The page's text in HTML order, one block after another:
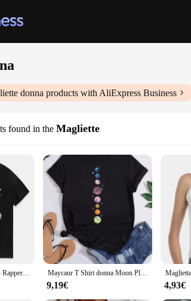
donna products with AliExpress Business
found in the Magliette
T-Shirt moda estate 2024 Rapper Tupac top Hip Hop Streetwear T-Shirt oversize a maniche corte uomo donna T-Shirt in cotone Maycaur T Shirt donna Moon Planet Print Fashion Tee Shirts Casual girocollo manica corta Streetwear T-Shirt femminile Vintage top
9,19€ 4,93€